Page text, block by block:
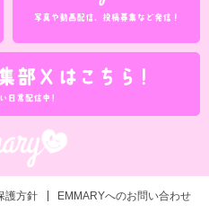
護方針 EMMARYへのお問い合わせ